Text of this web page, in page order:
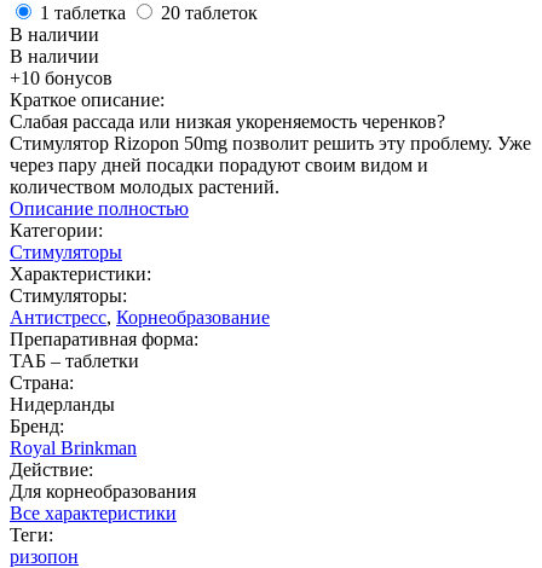
1 таблетка
20 таблеток
В наличии
В наличии
+10 бонусов
Краткое описание:
Слабая рассада или низкая укореняемость черенков?
Стимулятор Rizopon 50mg позволит решить эту проблему. Уже
через пару дней посадки порадуют своим видом и
количеством молодых растений.
Описание полностью
Категории:
Стимуляторы
Характеристики:
Стимуляторы:
Антистресс, Корнеобразование
Препаративная форма:
ТАБ – таблетки
Страна:
Нидерланды
Бренд:
Royal Brinkman
Действие:
Для корнеобразования
Все характеристики
Теги:
ризопон